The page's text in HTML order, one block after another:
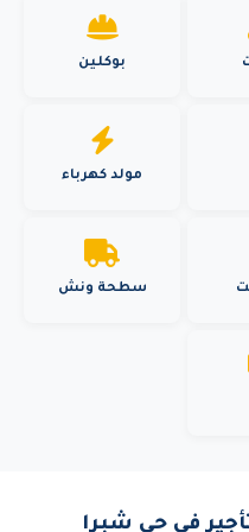
بوكلين
مولد كهرباء
سطحة ونش
في حي شبرا